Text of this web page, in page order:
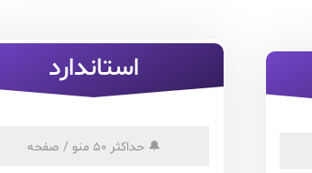
استاندارد
🔔 حداکثر 50 منو / صفحه